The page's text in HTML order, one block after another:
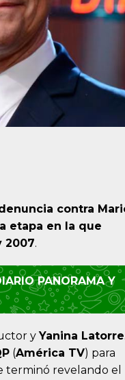
contra
etapa en la que
2007.
PANORAMA Y
yYanina Latorre
(América TV) para
terminó revelando el